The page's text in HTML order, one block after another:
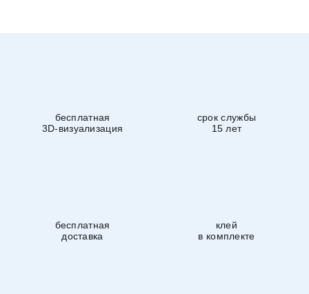
бесплатная
3D-визуализация
срок службы
15 лет
бесплатная
доставка
клей
в комплекте